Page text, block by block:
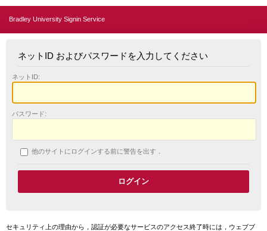
Bradley University Signin Service
ネットID およびパスワードを入力してください
ネットID:
パスワード:
他のサイトにログインする前に警告を出す．
セキュリティ上の理由から，認証が必要なサービスのアクセス終了時には，ウェブブ